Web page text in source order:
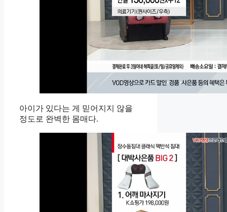
아이가 있다는 게 믿어지지 않을
정도로 완벽한 몸매다.